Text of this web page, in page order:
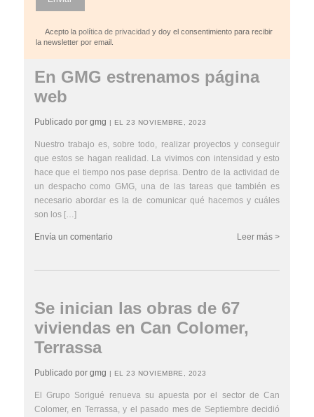
Acepto la política de privacidad y doy el consentimiento para recibir
la newsletter por email.
En GMG estrenamos página
web
Publicado por gmg | EL 23 NOVIEMBRE, 2023
Nuestro trabajo es, sobre todo, realizar proyectos y conseguir
que estos se hagan realidad. La vivimos con intensidad y esto
hace que el tiempo nos pase deprisa. Dentro de la actividad de
un despacho como GMG, una de las tareas que también es
necesario abordar es la de comunicar qué hacemos y cuáles
son los […]
Leer más >
Envía un comentario
Se inician las obras de 67
viviendas en Can Colomer,
Terrassa
Publicado por gmg | EL 23 NOVIEMBRE, 2023
El Grupo Sorigué renueva su apuesta por el sector de Can
Colomer, en Terrassa, y el pasado mes de Septiembre decidió